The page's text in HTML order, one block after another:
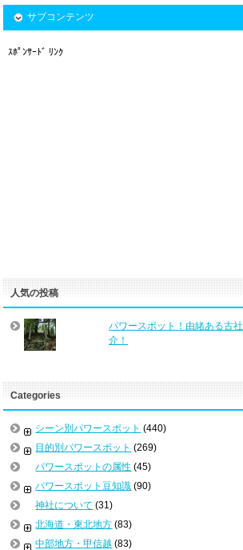
サブコンテンツ
ｽﾎﾟﾝｻｰﾄﾞ ﾘﾝｸ
人気の投稿
パワースポット！由緒ある古
介！
Categories
シーン別パワースポット (440)
目的別パワースポット (269)
パワースポットの属性 (45)
パワースポット豆知識 (90)
神社について (31)
北海道・東北地方 (83)
中部地方・甲信越 (83)